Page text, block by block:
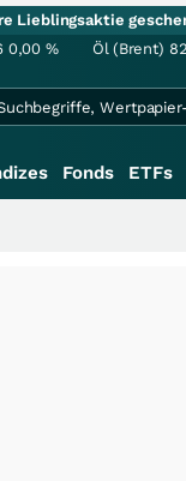
Lieblingsaktie
0,00 % Öl (Brent)
Fonds ETFs